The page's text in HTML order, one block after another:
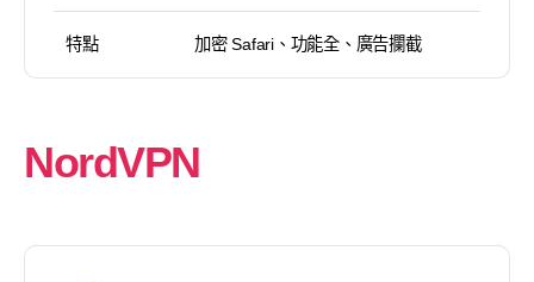
特點 加密 Safari、功能全、廣告攔截
NordVPN